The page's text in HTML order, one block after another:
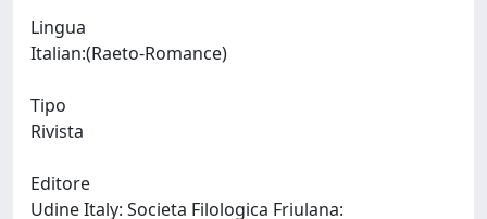
Lingua
Tipo
Rivista
Editore
Udine Italy: Societa Filologica Friulana: